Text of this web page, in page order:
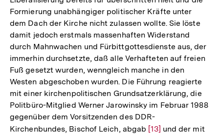
Formierung unabhängiger politischer Kräfte unter
dem Dach der Kirche nicht zulassen wollte. Sie löste
damit jedoch erstmals massenhaften Widerstand
durch Mahnwachen und Fürbittgottesdienste aus, der
immerhin durchsetzte, daß alle Verhafteten auf freien
Fuß gesetzt wurden, wenngleich manche in den
Westen abgeschoben wurden. Die Führung reagierte
mit einer kirchenpolitischen Grundsatzerklärung, die
Politbüro-Mitglied Werner Jarowinsky im Februar 1988
gegenüber dem Vorsitzenden des DDR-
Kirchenbundes, Bischof Leich, abgab Zur
[13] und der mit